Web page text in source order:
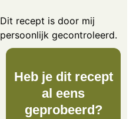
Dit recept is door mij
persoonlijk gecontroleerd.
Heb je dit recept
al eens
geprobeerd?